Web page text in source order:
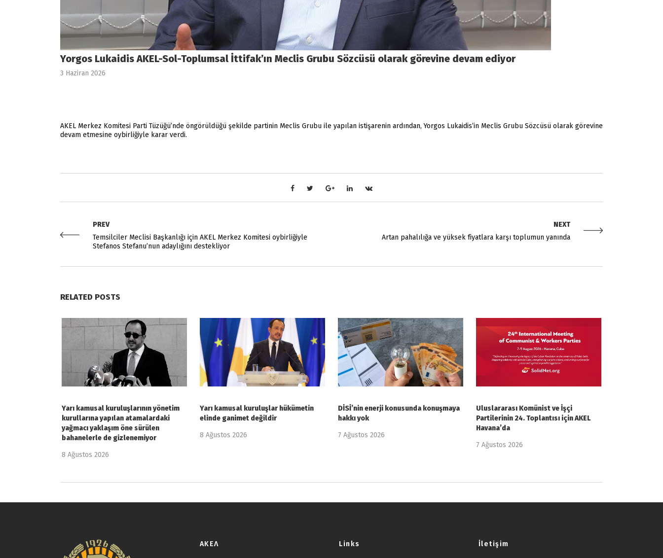
Yorgos Lukaidis AKEL-Sol-Toplumsal İttifak’ın Meclis Grubu Sözcüsü olarak görevine devam ediyor
3 Haziran 2026
AKEL Merkez Komitesi Parti Tüzüğü’nde öngörüldüğü şekilde partinin Meclis Grubu ile yapılan istişarenin ardından, Yorgos Lukaidis’in Meclis Grubu Sözcüsü olarak görevine
devam etmesine oybirliğiyle karar verdi.
PREV
Temsilciler Meclisi Başkanlığı için AKEL Merkez Komitesi oybirliğiyle
Stefanos Stefanu’nun adaylığını destekliyor
NEXT
Artan pahalılığa ve yüksek fiyatlara karşı toplumun yanında
RELATED POSTS
Yarı kamusal kuruluşlarının yönetim
kurullarına yapılan atamalardaki
yağmacı yaklaşım öne sürülen
bahanelerle de gizlenemiyor
8 Ağustos 2026
Yarı kamusal kuruluşlar hükümetin
elinde ganimet değildir
8 Ağustos 2026
DİSİ’nin enerji konusunda konuşmaya
hakkı yok
7 Ağustos 2026
Uluslararası Komünist ve İşçi
Partilerinin 24. Toplantısı için AKEL
Havana’da
7 Ağustos 2026
ΑΚΕΛ Links İletişim